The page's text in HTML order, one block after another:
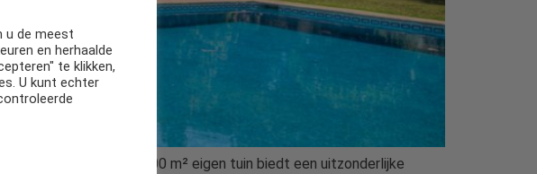
in deze regio. De 20.000 m² eigen tuin biedt een uitzonderlijke
u de meest
en herhaalde
te klikken,
U kunt echter